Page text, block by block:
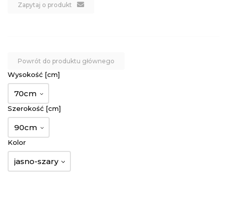
Zapytaj o produkt
Powrót do produktu głównego
Wysokość [cm]
70cm
Szerokość [cm]
90cm
Kolor
jasno-szary